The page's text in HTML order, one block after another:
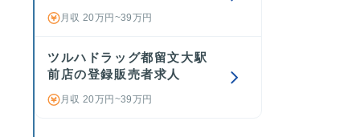
月収 20万円~39万円
ツルハドラッグ都留文大駅
前店の登録販売者求人
月収 20万円~39万円